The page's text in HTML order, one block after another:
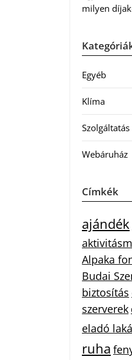
milyen
Egyéb
Klíma
Szolgáltatás
Webáruház
Címkék
ajándék
Alpaka
Budai
biztosítás
szerverek
eladó
ruha